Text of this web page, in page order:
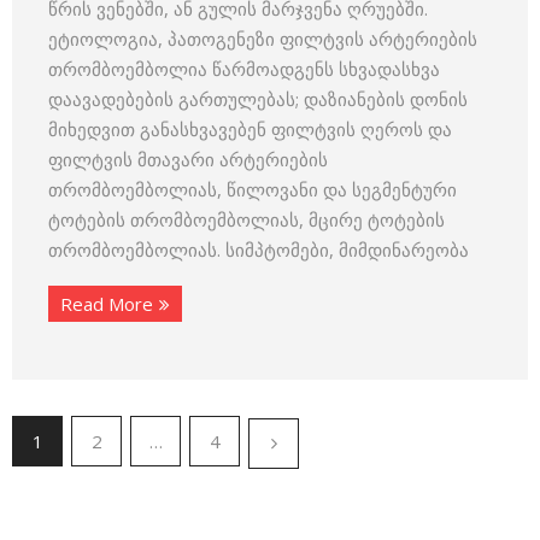
წრის ვენებში, ან გულის მარჯვენა ღრუებში.
ეტიოლოგია, პათოგენეზი ფილტვის არტერიების
თრომბოემბოლია წარმოადგენს სხვადასხვა
დაავადებების გართულებას; დაზიანების დონის
მიხედვით განასხვავებენ ფილტვის ღეროს და
ფილტვის მთავარი არტერიების
თრომბოემბოლიას, წილოვანი და სეგმენტური
ტოტების თრომბოემბოლიას, მცირე ტოტების
თრომბოემბოლიას. სიმპტომები, მიმდინარეობა
Read More
1 2 … 4